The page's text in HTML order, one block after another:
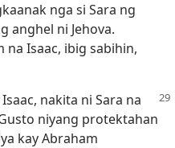
nga si Sara ng
anghel ni Jehova.
na Isaac, ibig sabihin,
nakita ni Sara na
niyang protektahan
kay Abraham